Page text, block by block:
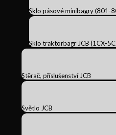
Sklo pásové minibagry (801-
Sklo traktorbagr JCB (1CX-
Stěrač, příslušenství JCB
Světlo JCB